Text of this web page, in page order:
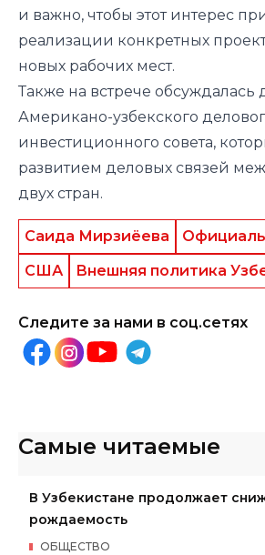
и важно, чтобы этот интерес
реализации конкретных
новых рабочих мест.
Также на встрече обсуждалась
Американо-узбекского
инвестиционного совета,
развитием деловых связей
двух стран.
Саида Мирзиёева
США
Внешняя политика
Следите за нами в соц.сетях
Самые читаемые
В Узбекистане продолжает
рождаемость
ОБЩЕСТВО